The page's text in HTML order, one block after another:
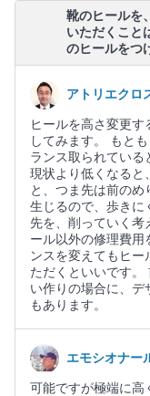
靴のヒールを
いただくこと
のヒールをつ
アトリエクロ
ヒールを高さ変更す
してみます。 もと
ランス取られている
現状より低くなると
と、つま先は前の
生じるので、歩きに
先を、削っていく考
ール以外の修理費用
ンスを変えてもヒ
ただくといいです。
い作りの場合に、デ
もあります。
エモシオナー
可能ですが極端に高